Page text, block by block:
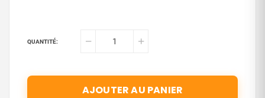
QUANTITÉ:
AJOUTER AU PANIER